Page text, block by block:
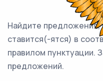
Найдите предложения,
ставится(-ятся) в
правилом пунктуации.
предложений.